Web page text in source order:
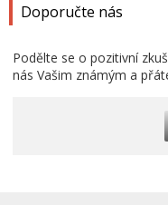
Doporučte nás
Podělte se o pozitivní
nás Vašim známým a